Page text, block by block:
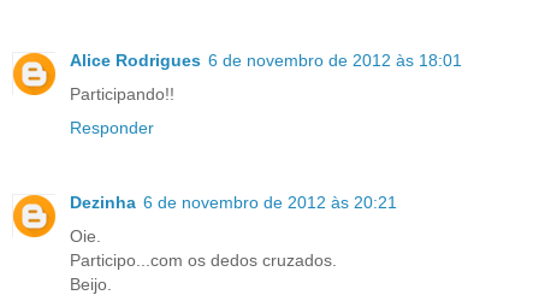
Alice Rodrigues 6 de novembro de 2012 às 18:01
Participando!!
Responder
Dezinha 6 de novembro de 2012 às 20:21
Oie.
Participo...com os dedos cruzados.
Beijo.